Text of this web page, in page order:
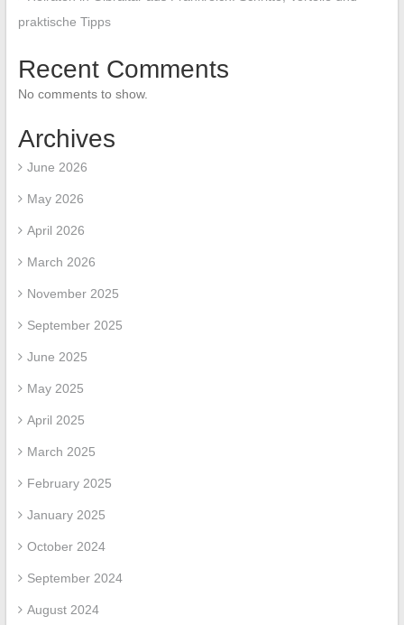
praktische Tipps
Recent Comments
No comments to show.
Archives
June 2026
May 2026
April 2026
March 2026
November 2025
September 2025
June 2025
May 2025
April 2025
March 2025
February 2025
January 2025
October 2024
September 2024
August 2024